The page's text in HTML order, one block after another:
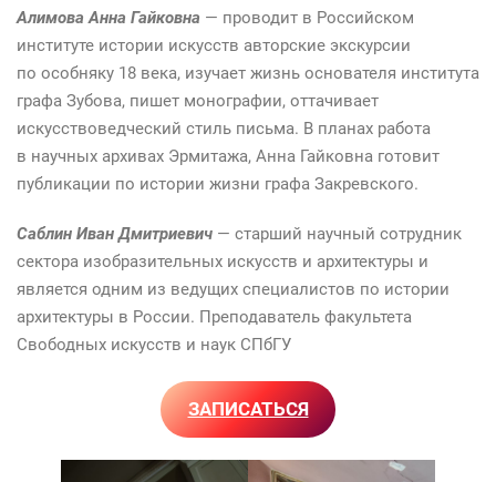
Алимова Анна Гайковна — проводит в Российском
институте истории искусств авторские экскурсии
по особняку 18 века, изучает жизнь основателя института
графа Зубова, пишет монографии, оттачивает
искусствоведческий стиль письма. В планах работа
в научных архивах Эрмитажа, Анна Гайковна готовит
публикации по истории жизни графа Закревского.
Саблин Иван Дмитриевич — старший научный сотрудник
сектора изобразительных искусств и архитектуры и
является одним из ведущих специалистов по истории
архитектуры в России. Преподаватель факультета
Свободных искусств и наук СПбГУ
ЗАПИСАТЬСЯ